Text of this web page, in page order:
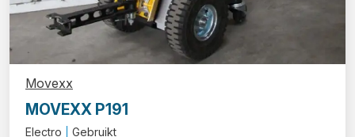
Movexx
MOVEXX P191
Electro Gebruikt